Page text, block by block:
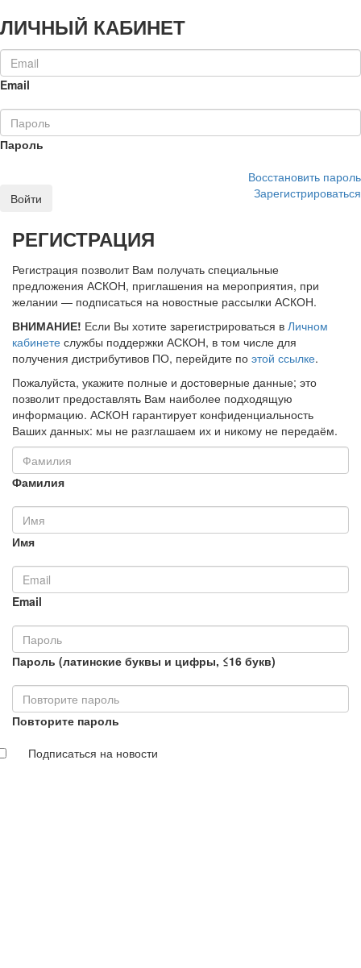
ЛИЧНЫЙ КАБИНЕТ
Email
Пароль
Восстановить пароль
Войти
Зарегистрироваться
РЕГИСТРАЦИЯ
Регистрация позволит Вам получать специальные
предложения АСКОН, приглашения на мероприятия, при
желании — подписаться на новостные рассылки АСКОН.
ВНИМАНИЕ! Если Вы хотите зарегистрироваться в Личном
кабинете службы поддержки АСКОН, в том числе для
получения дистрибутивов ПО, перейдите по этой ссылке.
Пожалуйста, укажите полные и достоверные данные; это
позволит предоставлять Вам наиболее подходящую
информацию. АСКОН гарантирует конфиденциальность
Ваших данных: мы не разглашаем их и никому не передаём.
Фамилия
Имя
Email
Пароль (латинские буквы и цифры, ≤16 букв)
Повторите пароль
Подписаться на новости